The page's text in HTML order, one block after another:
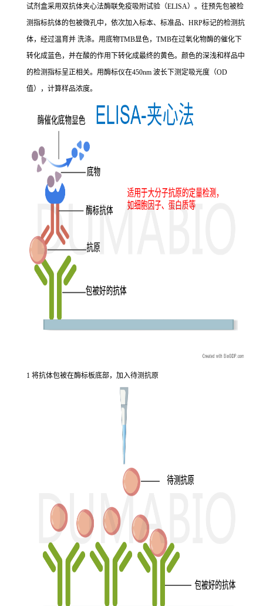
试剂盒采用双抗体夹心法酶联免疫吸附试验（ELISA）。往预先包被检
测指标抗体的包被微孔中，依次加入标本、标准品、HRP标记的检测抗
体，经过温育并 洗涤。用底物TMB显色，TMB在过氧化物酶的催化下
转化成蓝色，并在酸的作用下转化成最终的黄色。颜色的深浅和样品中
的检测指标呈正相关。用酶标仪在450nm 波长下测定吸光度（OD
值），计算样品浓度。
1 将抗体包被在酶标板底部，加入待测抗原